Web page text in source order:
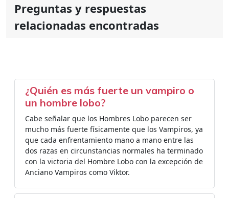
Preguntas y respuestas
relacionadas encontradas
¿Quién es más fuerte un vampiro o
un hombre lobo?
Cabe señalar que los Hombres Lobo parecen ser
mucho más fuerte físicamente que los Vampiros, ya
que cada enfrentamiento mano a mano entre las
dos razas en circunstancias normales ha terminado
con la victoria del Hombre Lobo con la excepción de
Anciano Vampiros como Viktor.